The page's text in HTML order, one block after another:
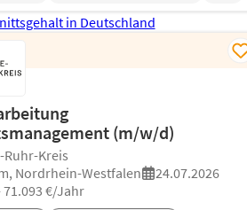
(m/w/d)
Ruhr-Kreis
Nordrhein-Westfalen
24.07.2026
71.093 €/Jahr